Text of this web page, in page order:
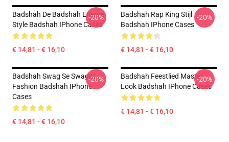
Badshah De Badshah Empire
Style Badshah IPhone Cases
€ 14,81 - € 16,10
-20%
Badshah Rap King Stijl
Badshah IPhone Cases
€ 14,81 - € 16,10
-20%
Badshah Swag Se Swagat
Fashion Badshah IPhone
Cases
€ 14,81 - € 16,10
-20%
Badshah Feestlied Master
Look Badshah IPhone Cases
€ 14,81 - € 16,10
-20%